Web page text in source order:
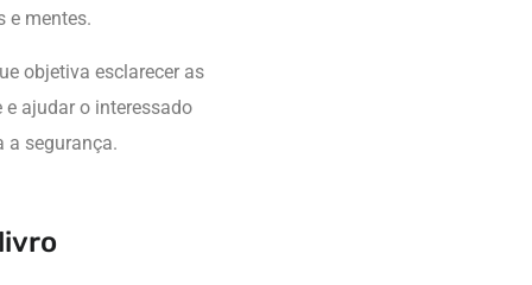
e mentes.
objetiva esclarecer as
ajudar o interessado
a segurança.